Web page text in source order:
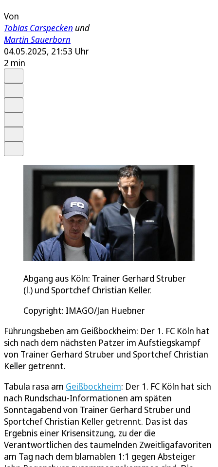
Von
Tobias Carspecken und
Martin Sauerborn
04.05.2025, 21:53 Uhr
2 min
Abgang aus Köln: Trainer Gerhard Struber
(l.) und Sportchef Christian Keller.
Copyright: IMAGO/Jan Huebner
Führungsbeben am Geißbockheim: Der 1. FC Köln hat
sich nach dem nächsten Patzer im Aufstiegskampf
von Trainer Gerhard Struber und Sportchef Christian
Keller getrennt.
Tabula rasa am Geißbockheim: Der 1. FC Köln hat sich
nach Rundschau-Informationen am späten
Sonntagabend von Trainer Gerhard Struber und
Sportchef Christian Keller getrennt. Das ist das
Ergebnis einer Krisensitzung, zu der die
Verantwortlichen des taumelnden Zweitligafavoriten
am Tag nach dem blamablen 1:1 gegen Absteiger